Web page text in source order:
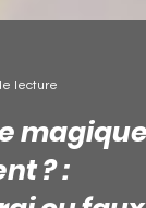
lecture